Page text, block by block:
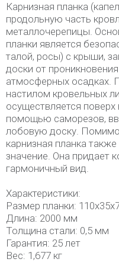
Карнизная планка
продольную часть
металлочерепицы.
планки является
талой, росы) с крыши,
доски от
атмосферных осадках.
настилом кровельных
осуществляется
помощью саморезов,
лобовую доску.
карнизная планка
значение. Она придает
гармоничный вид.
Характеристики:
Размер планки:
Длина: 2000 мм
Толщина стали: 0,5 мм
Гарантия: 25 лет
Вес: 1,677 кг